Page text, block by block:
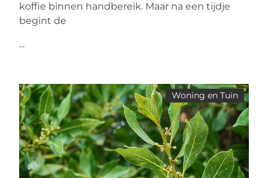
koffie binnen handbereik. Maar na een tijdje
begint de
...
Woning en Tuin